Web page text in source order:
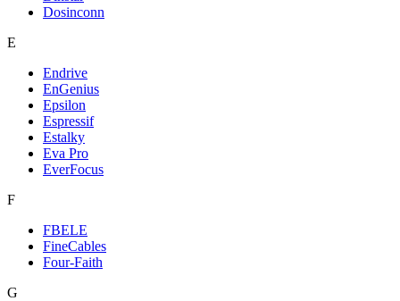
Dosinconn
E
Endrive
EnGenius
Epsilon
Espressif
Estalky
Eva Pro
EverFocus
F
FBELE
FineCables
Four-Faith
G